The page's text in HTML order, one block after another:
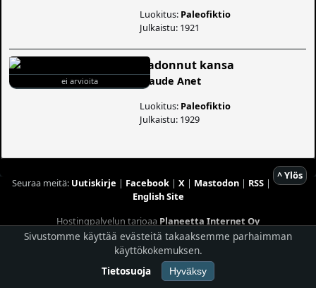
Luokitus: Paleofiktio
Julkaistu: 1921
ei arvioita
Kadonnut kansa
Claude Anet
Luokitus: Paleofiktio
Julkaistu: 1929
^ Ylös
Seuraa meitä: Uutiskirje | Facebook| X | Mastodon| RSS|
English Site
Hostingpalvelun tarjoaa Planeetta Internet Oy
© 1996 - 2026 Risingshadow. Kaikki oikeudet pidätetään.
Sivustomme käyttää evästeitä takaaksemme parhaimman
käyttökokemuksen.
Tietosuoja
Hyväksy